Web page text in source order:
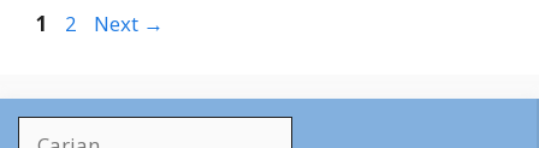
Page
1 Page
2 Next →